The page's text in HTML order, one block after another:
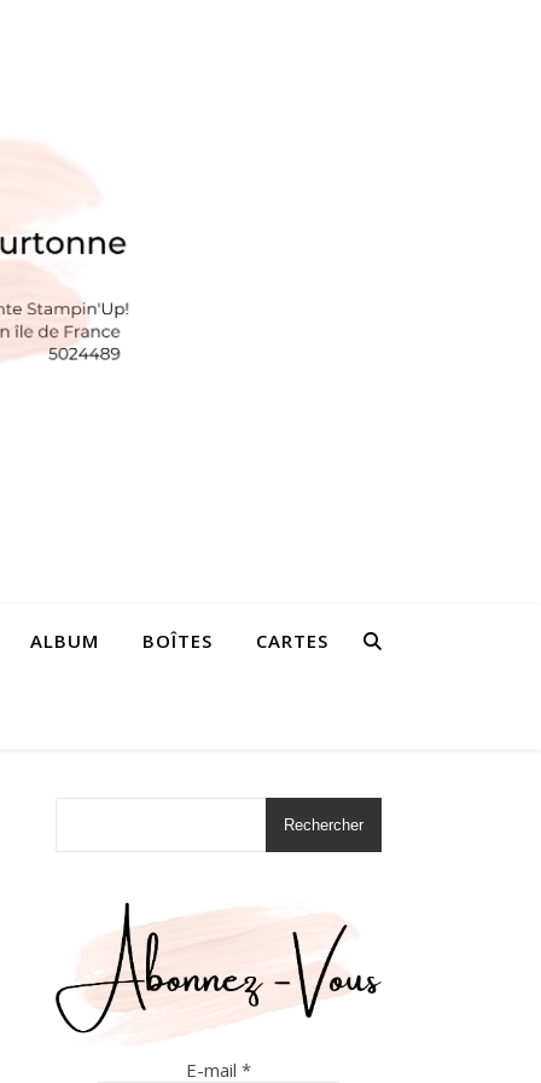
ALBUM BOÎTES CARTES
Rechercher
E-mail *